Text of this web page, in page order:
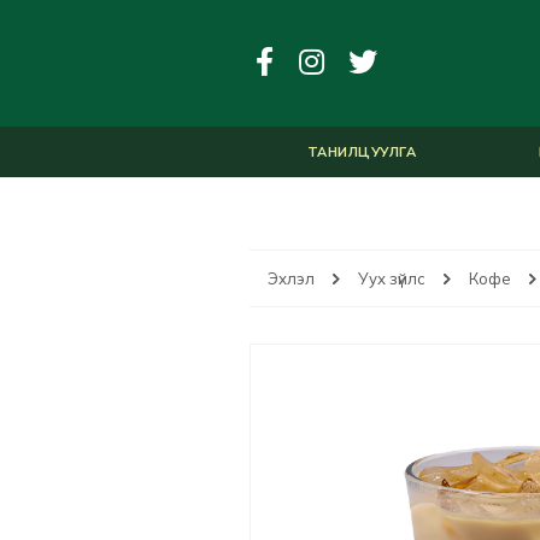
ТАНИЛЦУУЛГА
Эхлэл Уух зүйлс Кофе